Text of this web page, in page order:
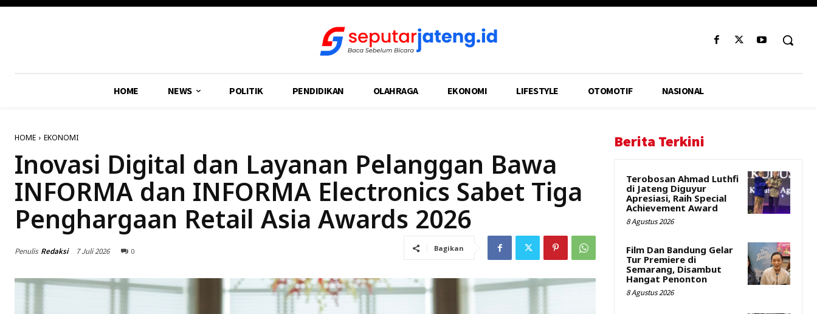
HOME NEWS POLITIK PENDIDIKAN OLAHRAGA EKONOMI LIFESTYLE OTOMOTIF NASIONAL
HOME EKONOMI
Inovasi Digital dan Layanan Pelanggan Bawa
INFORMA dan INFORMA Electronics Sabet Tiga
Penghargaan Retail Asia Awards 2026
Penulis Redaksi 7 Juli 2026 0 Bagikan
Berita Terkini
Terobosan Ahmad Luthfi
di Jateng Diguyur
Apresiasi, Raih Special
Achievement Award
8 Agustus 2026
Film Dan Bandung Gelar
Tur Premiere di
Semarang, Disambut
Hangat Penonton
8 Agustus 2026